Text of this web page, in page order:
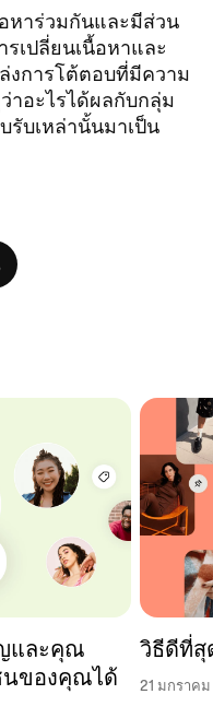
หาร่วมกันและมีส่วน
เปลี่ยนเนื้อหาและ
งการโต้ตอบที่มีความ
าอะไรได้ผลกับกลุ่ม
บเหล่านั้นมาเป็น
และคุณ
นของคุณได้
วิธีดีที่สุ
21 มกราค